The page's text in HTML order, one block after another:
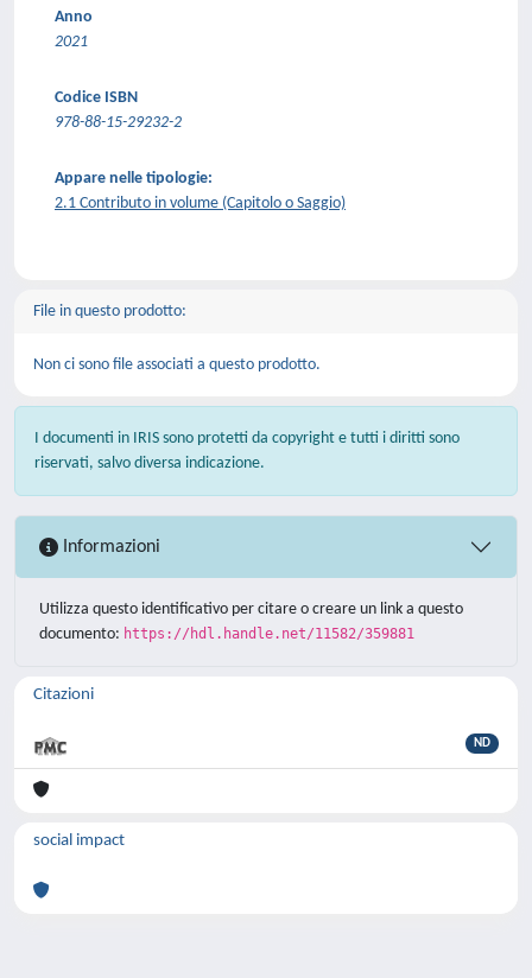
Anno
2021
Codice ISBN
978-88-15-29232-2
Appare nelle tipologie:
2.1 Contributo in volume (Capitolo o Saggio)
File in questo prodotto:
Non ci sono file associati a questo prodotto.
I documenti in IRIS sono protetti da copyright e tutti i diritti sono
riservati, salvo diversa indicazione.
Informazioni
Utilizza questo identificativo per citare o creare un link a questo
documento: https://hdl.handle.net/11582/359881
Citazioni
ND
social impact